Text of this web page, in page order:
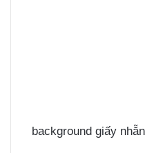
background giấy nhẵn